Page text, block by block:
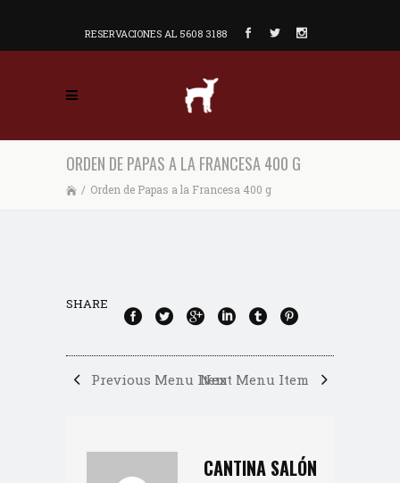
RESERVACIONES AL 5608 3188
ORDEN DE PAPAS A LA FRANCESA 400 G
/ Orden de Papas a la Francesa 400 g
SHARE
Previous Menu ItemNext Menu Item
CANTINA SALÓN